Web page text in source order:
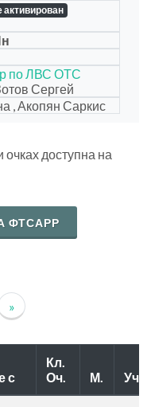
активирован
по ЛВС ОТС
Сергей
, Акопян Саркис
доступна на
ФТСАРР
»
с
Кл.
Оч.
М. Уч.